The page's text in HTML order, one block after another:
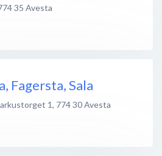
35 Avesta
Fagersta, Sala
1, 774 30Avesta